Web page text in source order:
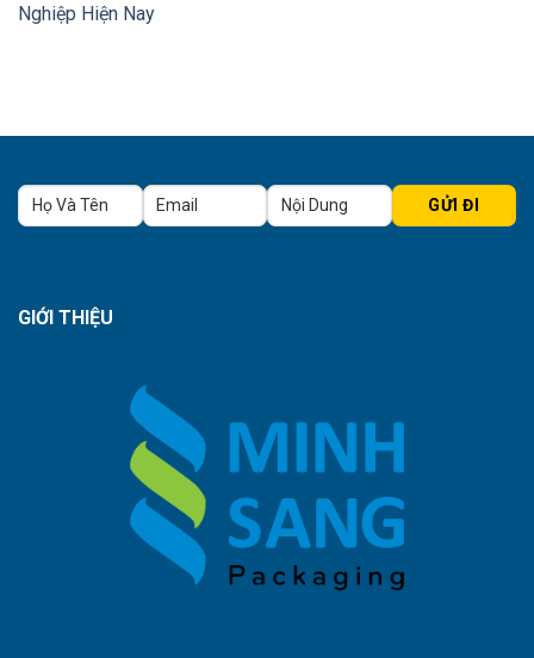
Nghiệp Hiện Nay
GIỚI THIỆU